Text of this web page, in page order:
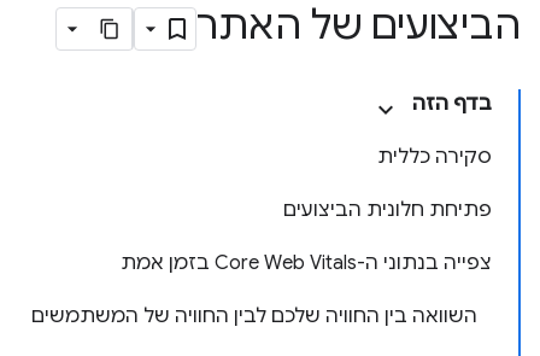
הביצועים של האתר
בדף הזה
סקירה כללית
פתיחת חלונית הביצועים
צפייה בנתוני ה-Core Web Vitals בזמן אמת
השוואה בין החוויה שלכם לבין החוויה של המשתמשים